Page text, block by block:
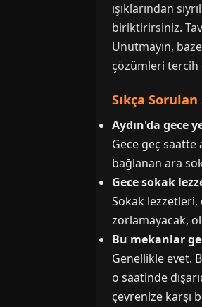
ışıklarından
biriktirirsiniz.
Unutmayın,
çözümleri tercih
Sıkça
Aydın'da gece
Gece geç saatte
bağlanan ara
Gece sokak
Sokak
zorlamayacak,
Bu mekanlar
Genellikle evet.
o saatinde
çevrenize karşı